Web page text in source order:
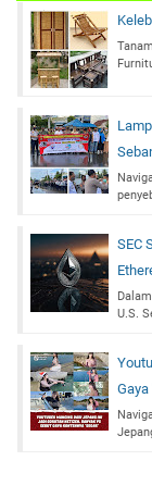
SEC
U.S.
Gaya